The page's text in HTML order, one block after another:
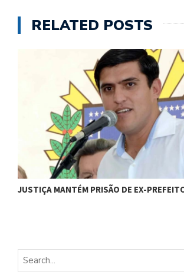
RELATED POSTS
JUSTIÇA MANTÉM PRISÃO DE EX-